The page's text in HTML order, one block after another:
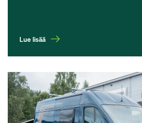
Lue lisää